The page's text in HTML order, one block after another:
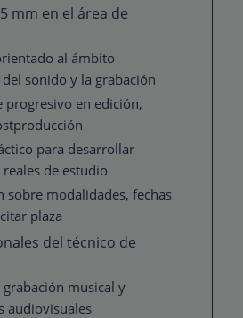
mm en el área de
al ámbito
sonido y la grabación
progresivo en edición,
para desarrollar
de estudio
sobre modalidades, fechas
plaza
del técnico de
grabación musical y
audiovisuales